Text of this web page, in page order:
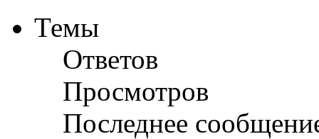
Темы
Ответов
Просмотров
Последнее